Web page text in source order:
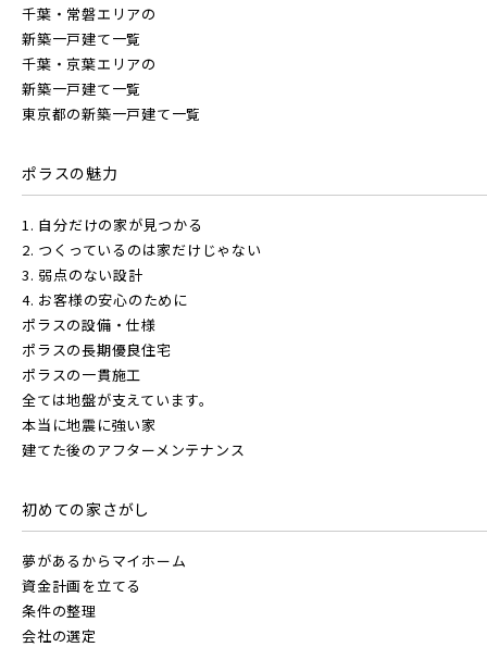
千葉・常磐エリアの
新築一戸建て一覧
千葉・京葉エリアの
新築一戸建て一覧
東京都の新築一戸建て一覧
ポラスの魅力
1. 自分だけの家が見つかる
2. つくっているのは家だけじゃない
3. 弱点のない設計
4. お客様の安心のために
ポラスの設備・仕様
ポラスの長期優良住宅
ポラスの一貫施工
全ては地盤が支えています。
本当に地震に強い家
建てた後のアフターメンテナンス
初めての家さがし
夢があるからマイホーム
資金計画を立てる
条件の整理
会社の選定